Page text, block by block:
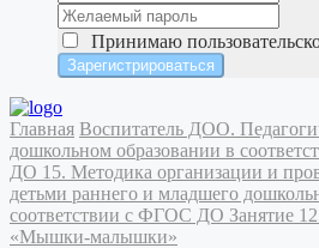
Принимаю
Главная Воспитатель ДОО.
дошкольном образовании в
ДО 15. Методика организации и
детьми раннего и младшего
соответствии с ФГОС ДО Занятие
«Мышки-малышки»